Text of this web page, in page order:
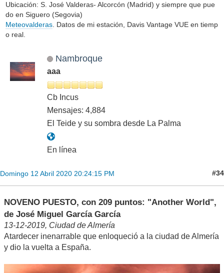
Ubicación: S. José Valderas- Alcorcón (Madrid) y siempre que pue
do en Siguero (Segovia)
Meteovalderas. Datos de mi estación, Davis Vantage VUE en tiemp
o real.
Nambroque
aaa
Cb Incus
Mensajes: 4,884
El Teide y su sombra desde La Palma
En línea
Domingo 12 Abril 2020 20:24:15 PM #34
NOVENO PUESTO, con 209 puntos: "Another World",
de José Miguel García García
13-12-2019, Ciudad de Almería
Atardecer inenarrable que enloqueció a la ciudad de Almería
y dio la vuelta a España.